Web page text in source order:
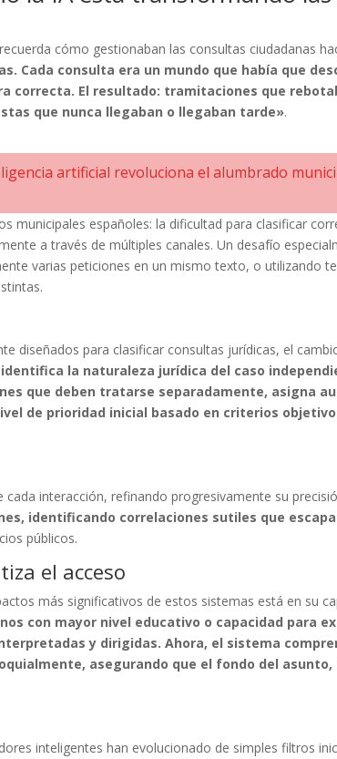
cómo gestionaban las consultas ciudadanas
Cada consulta era un mundo que había que
correcta. El resultado: tramitaciones que
que nunca llegaban o llegaban tarde».
artificial revoluciona el alumbrado
municipales españoles: la dificultad para clasificar
a través de múltiples canales. Un desafío
varias peticiones en un mismo texto, o utilizando
diseñados para clasificar consultas jurídicas, el
la naturaleza jurídica del caso
que deben tratarse separadamente, asigna
de prioridad inicial basado en criterios
interacción, refinando progresivamente su
identificando correlaciones sutiles que
públicos.
el acceso
más significativos de estos sistemas está en su
con mayor nivel educativo o capacidad para
y dirigidas. Ahora, el sistema
asegurando que el fondo del asunto,
inteligentes han evolucionado de simples filtros